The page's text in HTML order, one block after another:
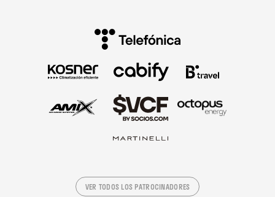
VER TODOS LOS PATROCINADORES